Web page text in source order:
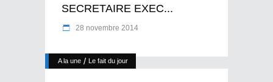
SECRETAIRE EXEC...
28 novembre 2014
A la une / Le fait du jour